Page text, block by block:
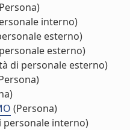
interno)
esterno)
esterno)
di personale esterno)
(Persona)
personale interno)